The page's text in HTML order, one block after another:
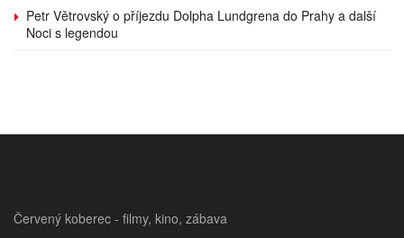
Petr Větrovský o příjezdu Dolpha Lundgrena do Prahy a další
Noci s legendou
Červený koberec - filmy, kino, zábava